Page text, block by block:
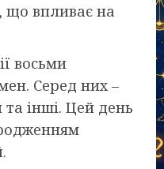
що впливає на
восьми
Серед них –
інші. Цей день